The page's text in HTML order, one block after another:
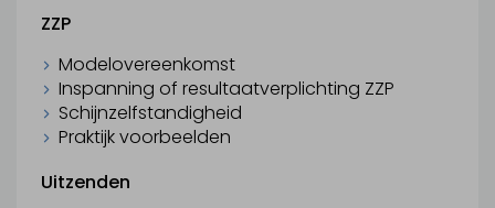
ZZP
Modelovereenkomst
Inspanning of resultaatverplichting ZZP
Schijnzelfstandigheid
Praktijk voorbeelden
Uitzenden